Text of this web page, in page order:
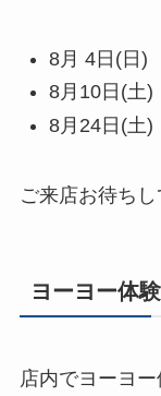
8月 4日(日
8月10日(土
8月24日(土
ご来店お待ちし
ヨーヨー体
店内でヨーヨ